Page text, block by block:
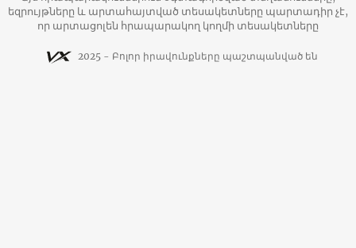
եզրույթները և արտահայտված տեսակետները պարտադիր չէ,
որ արտացոլեն հրապարակող կողմի տեսակետները
2025 - Բոլոր իրավունքները պաշտպանված են